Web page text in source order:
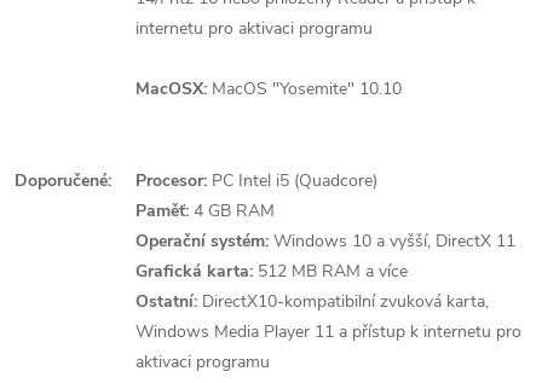
internetu pro aktivaci programu
MacOSX: MacOS "Yosemite" 10.10
Doporučené: Procesor: PC Intel i5 (Quadcore)
Paměť: 4 GB RAM
Operační systém: Windows 10 a vyšší, DirectX 11
Grafická karta: 512 MB RAM a více
Ostatní: DirectX10-kompatibilní zvuková karta,
Windows Media Player 11 a přístup k internetu pro
aktivaci programu